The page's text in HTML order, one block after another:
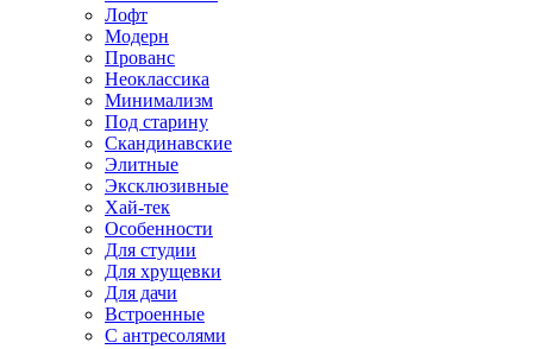
Лофт
Модерн
Прованс
Неоклассика
Минимализм
Под старину
Скандинавские
Элитные
Эксклюзивные
Хай-тек
Особенности
Для студии
Для хрущевки
Для дачи
Встроенные
С антресолями